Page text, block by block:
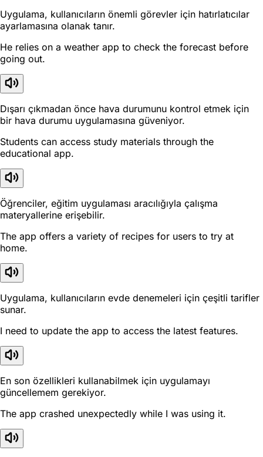
Uygulama, kullanıcıların önemli görevler için hatırlatıcılar
ayarlamasına olanak tanır.
He relies on a weather app to check the forecast before
going out.
Dışarı çıkmadan önce hava durumunu kontrol etmek için
bir hava durumu uygulamasına güveniyor.
Students can access study materials through the
educational app.
Öğrenciler, eğitim uygulaması aracılığıyla çalışma
materyallerine erişebilir.
The app offers a variety of recipes for users to try at
home.
Uygulama, kullanıcıların evde denemeleri için çeşitli tarifler
sunar.
I need to update the app to access the latest features.
En son özellikleri kullanabilmek için uygulamayı
güncellemem gerekiyor.
The app crashed unexpectedly while I was using it.